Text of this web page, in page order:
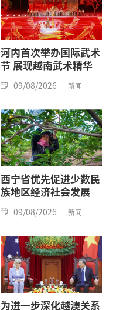
河内首次举办国际武术
节 展现越南武术精华
09/08/2026 新闻
西宁省优先促进少数民
族地区经济社会发展
09/08/2026 新闻
为进一步深化越澳关系